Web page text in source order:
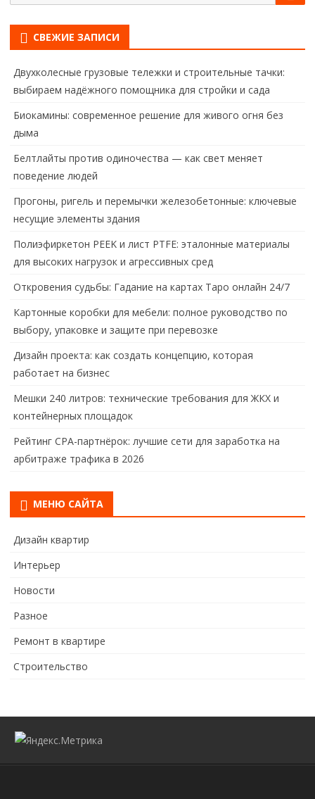
for:
СВЕЖИЕ ЗАПИСИ
Двухколесные грузовые тележки и строительные тачки:
выбираем надёжного помощника для стройки и сада
Биокамины: современное решение для живого огня без
дыма
Белтлайты против одиночества — как свет меняет
поведение людей
Прогоны, ригель и перемычки железобетонные: ключевые
несущие элементы здания
Полиэфиркетон PEEK и лист PTFE: эталонные материалы
для высоких нагрузок и агрессивных сред
Откровения судьбы: Гадание на картах Таро онлайн 24/7
Картонные коробки для мебели: полное руководство по
выбору, упаковке и защите при перевозке
Дизайн проекта: как создать концепцию, которая
работает на бизнес
Мешки 240 литров: технические требования для ЖКХ и
контейнерных площадок
Рейтинг CPA-партнёрок: лучшие сети для заработка на
арбитраже трафика в 2026
МЕНЮ САЙТА
Дизайн квартир
Интерьер
Новости
Разное
Ремонт в квартире
Строительство